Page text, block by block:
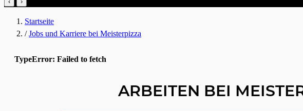
Startseite
/ Jobs und Karriere bei Meisterpizza
TypeError: Failed to fetch
ARBEITEN BEI